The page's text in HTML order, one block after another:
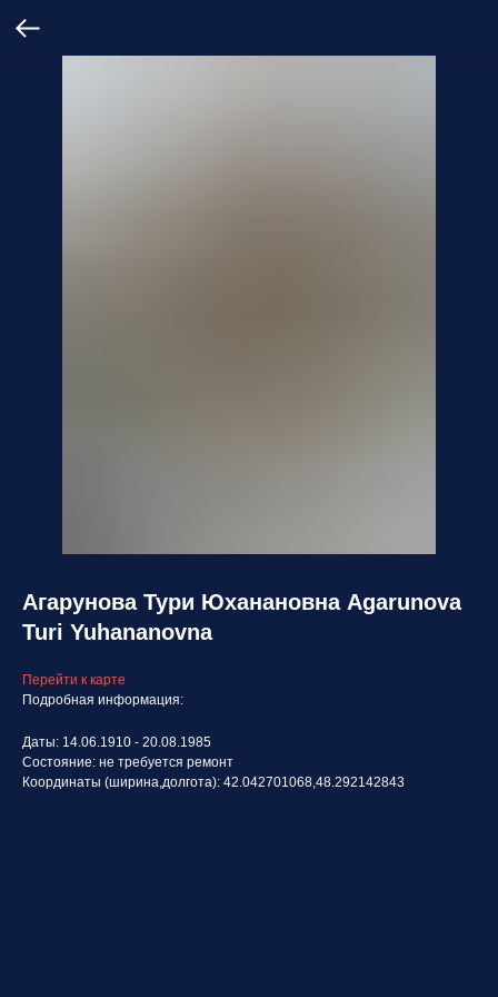
Агарунова Тури Юханановна Agarunova
Turi Yuhananovna
Перейти к карте
Подробная информация:
Даты: 14.06.1910 - 20.08.1985
Состояние: не требуется ремонт
Координаты (ширина,долгота): 42.042701068,48.292142843